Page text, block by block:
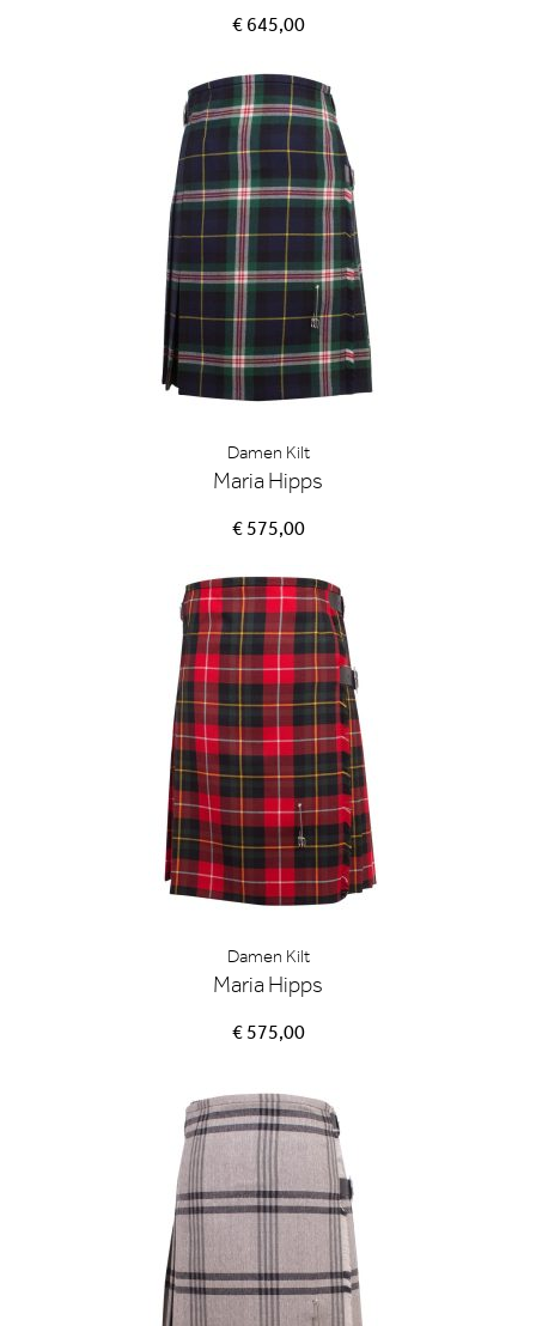
€ 645,00
Damen Kilt
Maria Hipps
€ 575,00
Damen Kilt
Maria Hipps
€ 575,00